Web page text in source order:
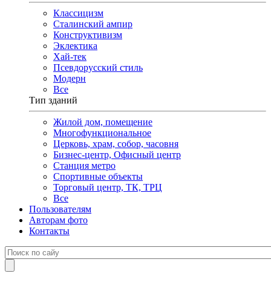
Классицизм
Сталинский ампир
Конструктивизм
Эклектика
Хай-тек
Псевдорусский стиль
Модерн
Все
Тип зданий
Жилой дом, помещение
Многофункциональное
Церковь, храм, собор, часовня
Бизнес-центр, Офисный центр
Станция метро
Спортивные объекты
Торговый центр, ТК, ТРЦ
Все
Пользователям
Авторам фото
Контакты